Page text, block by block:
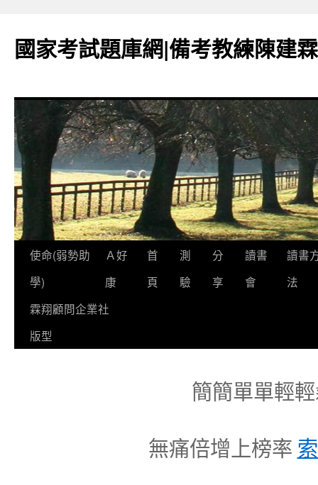
國家考試題庫網|備考教練陳建霖
跳使命(弱勢助
學)
Ａ好
康
首
頁
測
驗
分
享
讀書
會
讀書
法
霖翔顧問企業社
版型
簡簡單單輕
無痛倍增上榜率